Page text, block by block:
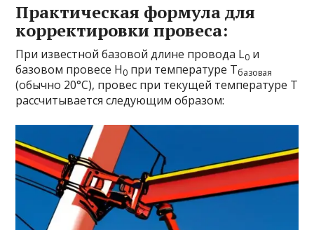
Практическая формула для
корректировки провеса:
При известной базовой длине провода L0 и
базовом провесе H0 при температуре Tбазовая
(обычно 20°C), провес при текущей температуре T
рассчитывается следующим образом: